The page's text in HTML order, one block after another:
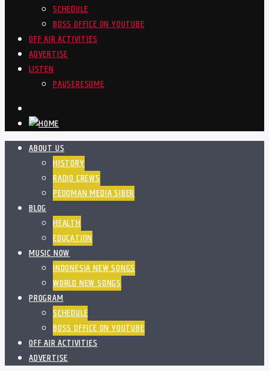
SCHEDULE
BOSS OFFICE ON YOUTUBE
OFF AIR ACTIVITIES
ADVERTISE
LISTEN
PAUSERESUME
ABOUT US
HISTORY
RADIO CREWS
PEDOMAN MEDIA SIBER
BLOG
HEALTH
EDUCATION
MUSIC NOW
INDONESIA NEW SONGS
WORLD NEW SONGS
PROGRAM
SCHEDULE
BOSS OFFICE ON YOUTUBE
OFF AIR ACTIVITIES
ADVERTISE